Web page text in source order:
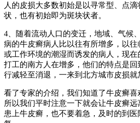
人的皮损大多数初始是以寻常型、点
状，也有初始即为斑块状者。
4、随着流动人口的变迁，地域、气候
病的牛皮癣病人比以往有所增多，以
或工作环境的潮湿而诱发的病人，现
打工的南方人在增多，他们的特点是
行减轻至消退，一来到北方城市皮损就
看了专家的介绍，我们知道了牛皮癣喜
所以我们平时注意一下就会让牛皮癣
患上牛皮癣，也不要着急，及时的到